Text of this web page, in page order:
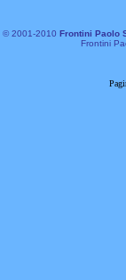
© 2001-2010 Frontini Paolo
Frontini